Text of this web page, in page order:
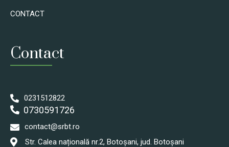
CONTACT
Contact
0231512822
0730591726
contact@srbt.ro
Str. Calea națională nr.2, Botoșani, jud. Botoșani